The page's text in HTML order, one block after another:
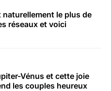
le plus de
réseaux et voici
Vénus et cette joie
les couples heureux